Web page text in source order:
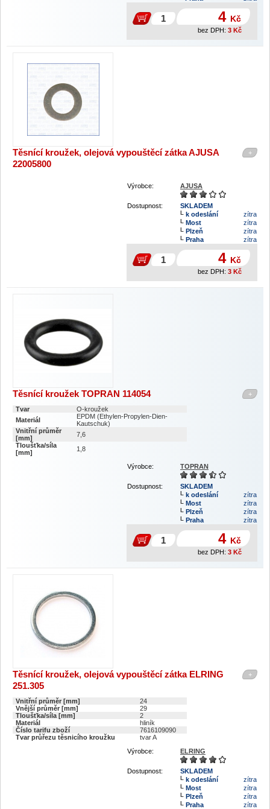
4 Kč
bez DPH: 3 Kč
+
Těsnící kroužek, olejová vypouštěcí zátka AJUSA
22005800
Výrobce: AJUSA
Dostupnost:
SKLADEM
k odeslání
zítra
Most
zítra
Plzeň
zítra
Praha
zítra
4 Kč
bez DPH: 3 Kč
+
Těsnící kroužek TOPRAN 114054
Tvar
O-kroužek
Materiál
EPDM (Ethylen-Propylen-Dien-
Kautschuk)
Vnitřní průměr
[mm]
7,6
Tloušťka/síla
[mm]
1,8
Výrobce: TOPRAN
Dostupnost:
SKLADEM
k odeslání
zítra
Most
zítra
Plzeň
zítra
Praha
zítra
4 Kč
bez DPH: 3 Kč
+
Těsnící kroužek, olejová vypouštěcí zátka ELRING
251.305
Vnitřní průměr [mm]
24
Vnější průměr [mm]
29
Tloušťka/síla [mm]
2
Materiál
hliník
Číslo tarifu zboží
7616109090
Tvar průřezu těsnicího kroužku
tvar A
Výrobce:
ELRING
Dostupnost:
SKLADEM
k odeslání
zítra
Most
zítra
Plzeň
zítra
Praha
zítra